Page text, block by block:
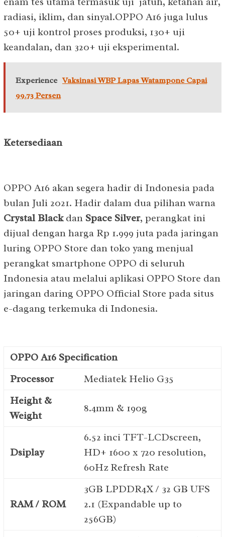
radiasi, iklim, dan sinyal.OPPO A16 juga lulus
50+ uji kontrol proses produksi, 130+ uji
keandalan, dan 320+ uji eksperimental.
Experience Vaksinasi WBP Lapas Watampone Capai
99.73 Persen
Ketersediaan
OPPO A16 akan segera hadir di Indonesia pada
bulan Juli 2021. Hadir dalam dua pilihan warna
Crystal Blackdan Space Silver, perangkat ini
dijual dengan harga Rp 1.999 juta pada jaringan
luring OPPO Store dan toko yang menjual
perangkat smartphone OPPO di seluruh
Indonesia atau melalui aplikasi OPPO Store dan
jaringan daring OPPO Official Store pada situs
e-dagang terkemuka di Indonesia.
OPPO A16 Specification
Processor
Mediatek Helio G35
Height &
Weight
8.4mm & 190g
Dsiplay
6.52 inci TFT-LCDscreen,
HD+ 1600 x 720 resolution,
60Hz Refresh Rate
RAM / ROM
3GB LPDDR4X / 32 GB UFS
2.1 (Expandable up to
256GB)